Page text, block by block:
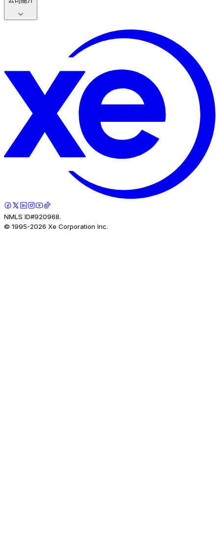
NMLS ID#920968.
© 1995-2026 Xe Corporation Inc.